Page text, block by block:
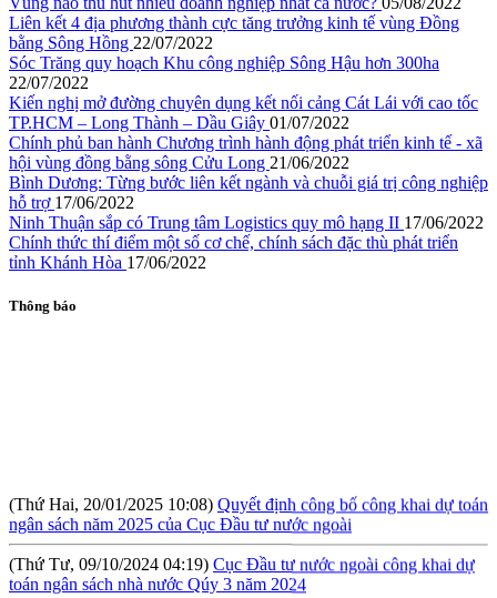
Liên kết 4 địa phương thành cực tăng trưởng kinh tế vùng Đồng
bằng Sông Hồng 22/07/2022
Sóc Trăng quy hoạch Khu công nghiệp Sông Hậu hơn 300ha
22/07/2022
Kiến nghị mở đường chuyên dụng kết nối cảng Cát Lái với cao tốc
TP.HCM – Long Thành – Dầu Giây 01/07/2022
Chính phủ ban hành Chương trình hành động phát triển kinh tế - xã
hội vùng đồng bằng sông Cửu Long 21/06/2022
Bình Dương: Từng bước liên kết ngành và chuỗi giá trị công nghiệp
hỗ trợ 17/06/2022
Ninh Thuận sắp có Trung tâm Logistics quy mô hạng II 17/06/2022
Chính thức thí điểm một số cơ chế, chính sách đặc thù phát triển
tỉnh Khánh Hòa 17/06/2022
Thông báo
ngân sách năm 2025 của Cục Đầu tư nước ngoài
(Thứ Tư, 09/10/2024 04:19)Cục Đầu tư nước ngoài công khai dự
toán ngân sách nhà nước Qúy 3 năm 2024